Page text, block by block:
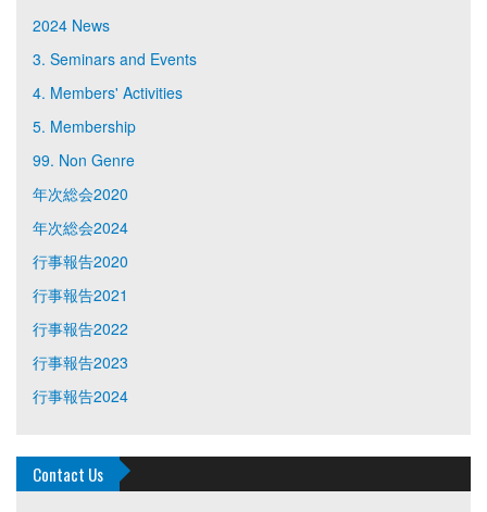
2024 News
3. Seminars and Events
4. Members' Activities
5. Membership
99. Non Genre
年次総会2020
年次総会2024
行事報告2020
行事報告2021
行事報告2022
行事報告2023
行事報告2024
Contact Us